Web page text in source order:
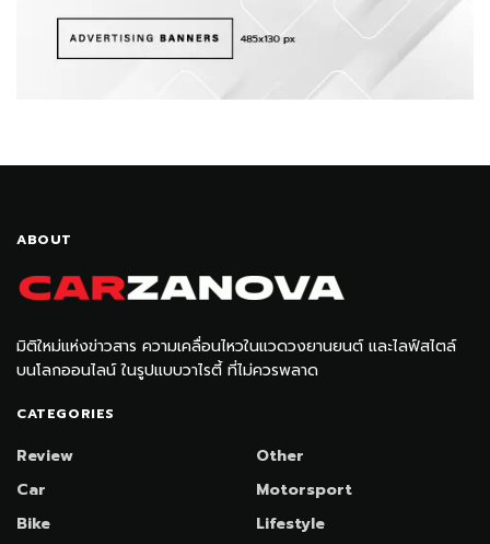
ABOUT
มิติใหม่แห่งข่าวสาร ความเคลื่อนไหวในแวดวงยานยนต์ และไลฟ์สไตล์
บนโลกออนไลน์ ในรูปแบบวาไรตี้ ที่ไม่ควรพลาด
CATEGORIES
Review
Car
Bike
Other
Motorsport
Lifestyle